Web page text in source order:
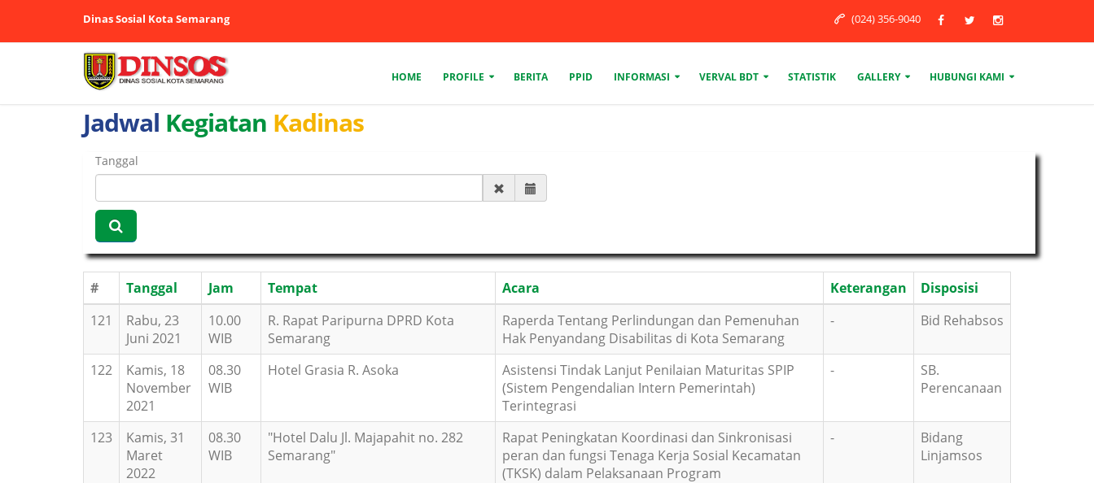
(024) 356-9040
Dinas Sosial Kota Semarang
HOME PROFILE BERITA PPID INFORMASI VERVAL BDT STATISTIK GALLERY HUBUNGI KAMI
Jadwal Kegiatan Kadinas
Tanggal
# Tanggal Jam Tempat Acara Keterangan
Disposisi
121
Rabu, 23
Juni 2021
10.00
WIB
R. Rapat Paripurna DPRD Kota
Semarang
Raperda Tentang Perlindungan dan Pemenuhan
Hak Penyandang Disabilitas di Kota Semarang
- Bid Rehabsos
122
Kamis, 18
November
2021
08.30
WIB
Hotel Grasia R. Asoka
Asistensi Tindak Lanjut Penilaian Maturitas SPIP
(Sistem Pengendalian Intern Pemerintah)
Terintegrasi
-
SB.
Perencanaan
123
Kamis, 31
Maret
2022
08.30
WIB
"Hotel Dalu Jl. Majapahit no. 282
Semarang"
Rapat Peningkatan Koordinasi dan Sinkronisasi
peran dan fungsi Tenaga Kerja Sosial Kecamatan
(TKSK) dalam Pelaksanaan Program
-
Bidang
Linjamsos